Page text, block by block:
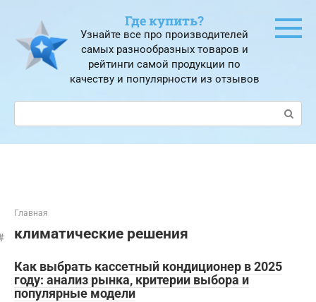
контенту
Где купить?
Узнайте все про производителей
самых разнообразных товаров и
рейтинги самой продукции по
качеству и популярности из отзывов
Поиск:
Главная
климатические решения
Как выбрать кассетный кондиционер в 2025
году: анализ рынка, критерии выбора и
популярные модели